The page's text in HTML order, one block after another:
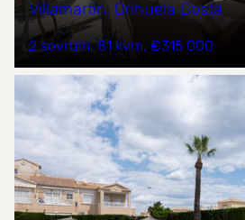
Villamartin, Orihuela Costa
2 sovrum 81 kvm €315 000